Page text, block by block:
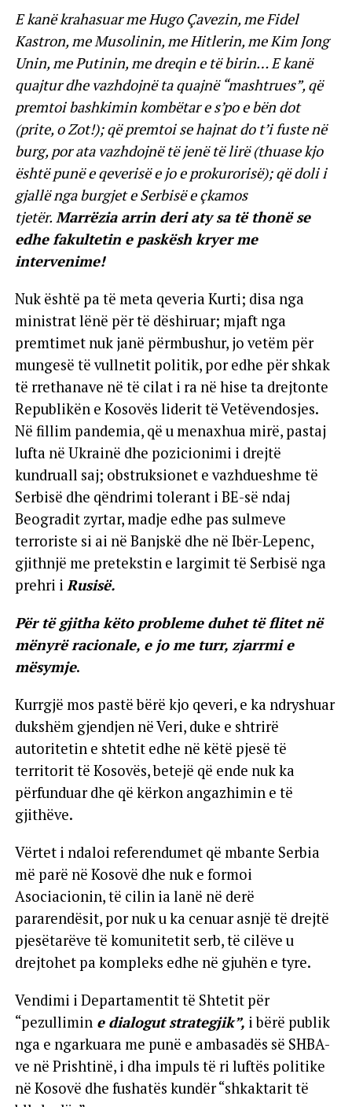
E kanë krahasuar me Hugo Çavezin, me Fidel
Kastron, me Musolinin, me Hitlerin, me Kim Jong
Unin, me Putinin, me dreqin e të birin… E kanë
quajtur dhe vazhdojnë ta quajnë “mashtrues”, që
premtoi bashkimin kombëtar e s’po e bën dot
(prite, o Zot!); që premtoi se hajnat do t’i fuste në
burg, por ata vazhdojnë të jenë të lirë (thuase kjo
është punë e qeverisë e jo e prokurorisë); që doli i
gjallë nga burgjet e Serbisë e çkamos
tjetër. Marrëzia arrin deri aty sa të thonë se
edhe fakultetin e paskësh kryer me
intervenime!
Nuk është pa të meta qeveria Kurti; disa nga
ministrat lënë për të dëshiruar; mjaft nga
premtimet nuk janë përmbushur, jo vetëm për
mungesë të vullnetit politik, por edhe për shkak
të rrethanave në të cilat i ra në hise ta drejtonte
Republikën e Kosovës liderit të Vetëvendosjes.
Në fillim pandemia, që u menaxhua mirë, pastaj
lufta në Ukrainë dhe pozicionimi i drejtë
kundruall saj; obstruksionet e vazhdueshme të
Serbisë dhe qëndrimi tolerant i BE-së ndaj
Beogradit zyrtar, madje edhe pas sulmeve
terroriste si ai në Banjskë dhe në Ibër-Lepenc,
gjithnjë me pretekstin e largimit të Serbisë nga
prehri i Rusisë.
Për të gjitha këto probleme duhet të flitet në
mënyrë racionale, e jo me turr, zjarrmi e
mësymje.
Kurrgjë mos pastë bërë kjo qeveri, e ka ndryshuar
dukshëm gjendjen në Veri, duke e shtrirë
autoritetin e shtetit edhe në këtë pjesë të
territorit të Kosovës, betejë që ende nuk ka
përfunduar dhe që kërkon angazhimin e të
gjithëve.
Vërtet i ndaloi referendumet që mbante Serbia
më parë në Kosovë dhe nuk e formoi
Asociacionin, të cilin ia lanë në derë
pararendësit, por nuk u ka cenuar asnjë të drejtë
pjesëtarëve të komunitetit serb, të cilëve u
drejtohet pa kompleks edhe në gjuhën e tyre.
Vendimi i Departamentit të Shtetit për
“pezullimine dialogut strategjik”, i bërë publik
nga e ngarkuara me punë e ambasadës së SHBA-
ve në Prishtinë, i dha impuls të ri luftës politike
në Kosovë dhe fushatës kundër “shkaktarit të